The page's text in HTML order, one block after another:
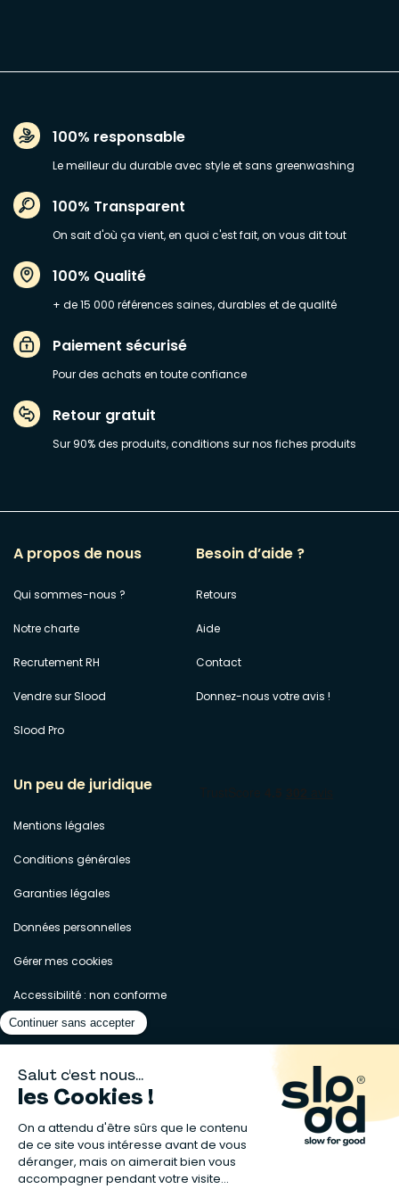
100% responsable
Le meilleur du durable avec style et sans greenwashing
100% Transparent
On sait d'où ça vient, en quoi c'est fait, on vous dit tout
100% Qualité
+ de 15 000 références saines, durables et de qualité
Paiement sécurisé
Pour des achats en toute confiance
Retour gratuit
Sur 90% des produits, conditions sur nos fiches produits
A propos de nous
Qui sommes-nous ?
Notre charte
Recrutement RH
Vendre sur Slood
Slood Pro
Besoin d’aide ?
Retours
Aide
Contact
Donnez-nous votre avis !
Un peu de juridique
Mentions légales
Conditions générales
Garanties légales
Données personnelles
Gérer mes cookies
Accessibilité : non conforme